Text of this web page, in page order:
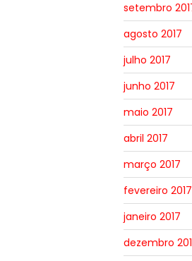
setembro
agosto 2017
julho 2017
junho 2017
maio 2017
abril 2017
março 2017
fevereiro 2017
janeiro 2017
dezembro